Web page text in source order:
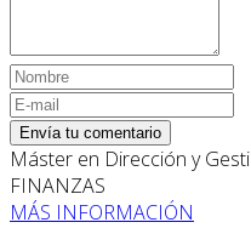
Envía tu comentario
Máster en Dirección y
FINANZAS
MÁS INFORMACIÓN